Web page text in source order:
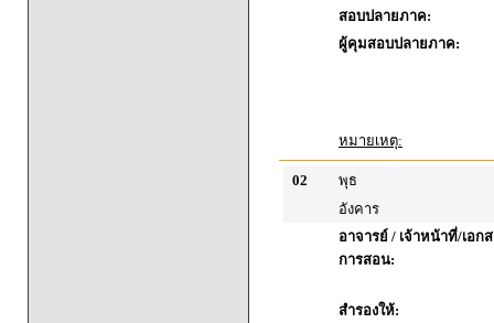
สอบปลายภาค:
ผู้คุมสอบปลายภาค:
หมายเหตุ:
02
พุธ
อังคาร
อาจารย์ / เจ้าหน้าที่/เอก
การสอน:
สำรองให้: